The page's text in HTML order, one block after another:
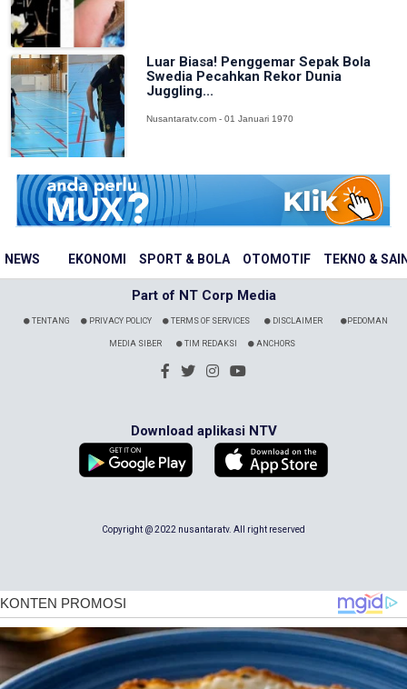
NEWS EKONOMI SPORT & BOLA OTOMOTIF TEKNO &
Luar Biasa! Penggemar Sepak Bola
Swedia Pecahkan Rekor Dunia
Juggling...
Nusantaratv.com - 01 Januari 1970
Part of NT Corp Media
TENTANG PRIVACY POLICY TERMS OF SERVICES DISCLAIMER PEDOMAN
MEDIA SIBER TIM REDAKSI ANCHORS
Download aplikasi NTV
Copyright @ 2022 nusantaratv. All right reserved